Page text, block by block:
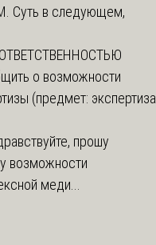
Суть в следующем,
о возможности
(предмет: экспертиза
прошу
возможности
меди...